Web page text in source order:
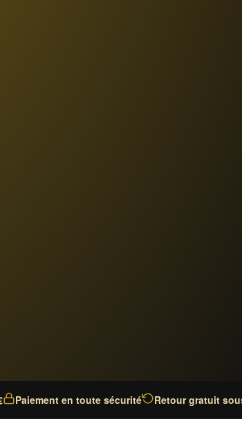
Paiement en toute sécurité Retour gratuit